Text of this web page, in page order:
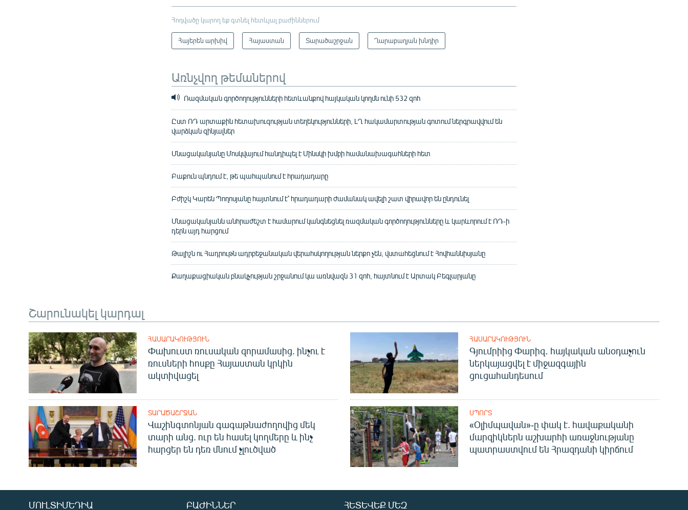
Հոդվածը կարող եք գտնել հետևյալ բաժիններում
Հայերեն արխիվ Հայաստան Տարածաշրջան Ղարաբաղյան խնդիր
Առնչվող թեմաներով
Ռազմական գործողությունների հետևանքով հայկական կողմն ունի 532 զոհ
Ըստ ՌԴ արտաքին հետախուզության տեղեկությունների, ԼՂ հակամարտության գոտում ներգրավվում են
վարձկան զինյալներ
Մնացականյանը Մոսկվայում հանդիպել է Մինսկի խմբի համանախագահների հետ
Բաքուն պնդում է, թե պահպանում է հրադադարը
Բժիշկ Կարեն Պողոսյանը հայտնում է՝ հրադադարի ժամանակ ավելի շատ վիրավոր են ընդունել
Մնացականյանն անհրաժեշտ է համարում կանգնեցնել ռազմական գործողությունները և կարևորում է ՌԴ-ի
դերն այդ հարցում
Թալիշն ու Հադրութն ադրբեջանական վերահսկողության ներքո չեն, վստահեցնում է Հովհաննիսյանը
Քաղաքացիական բնակչության շրջանում կա առնվազն 31 զոհ, հայտնում է Արտակ Բեգլարյանը
Շարունակել կարդալ
ՀԱՍԱՐԱԿՈՒԹՅՈՒՆ
Փախուստ ռուսական զորամասից. ինչու է
ռուսների հոսքը Հայաստան կրկին
ակտիվացել
ՀԱՍԱՐԱԿՈՒԹՅՈՒՆ
Գյումրիից Փարիզ․ հայկական անօդաչուն
ներկայացվել է միջազգային
ցուցահանդեսում
ՏԱՐԱԾԱՇՐՋԱՆ
Վաշինգտոնյան գագաթնաժողովից մեկ
տարի անց. ուր են հասել կողմերը և ինչ
հարցեր են դեռ մնում չլուծված
ՍՊՈՐՏ
«Օլիմպավան»-ը փակ է. հավաքականի
մարզիկներն աշխարհի առաջնությանը
պատրաստվում են Հրազդանի կիրճում
ՀԵՏԵՎԵՔ ՄԵԶ
ՄՈՒԼՏԻՄԵԴԻԱ ԲԱԺԻՆՆԵՐ